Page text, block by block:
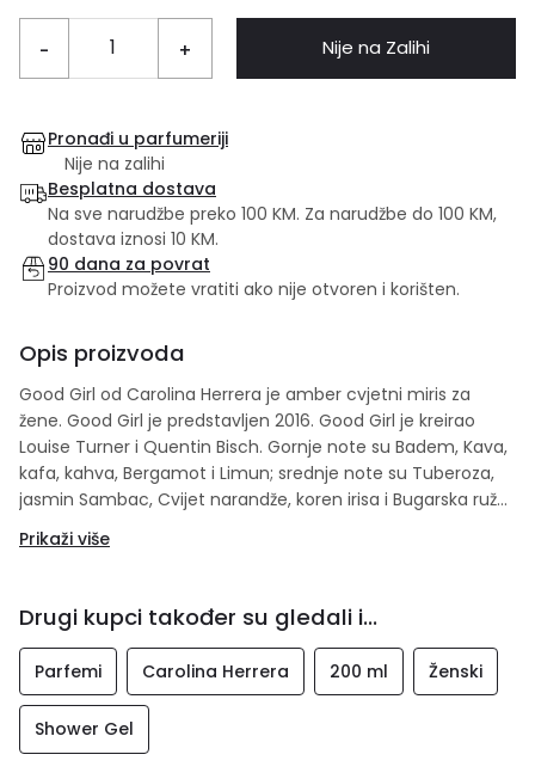
- + Nije na Zalihi
Pronađi u parfumeriji
Nije na zalihi
Besplatna dostava
Na sve narudžbe preko 100 KM. Za narudžbe do 100 KM,
dostava iznosi 10 KM.
90 dana za povrat
Proizvod možete vratiti ako nije otvoren i korišten.
Opis proizvoda
Good Girl od Carolina Herrera je amber cvjetni miris za
žene. Good Girl je predstavljen 2016. Good Girl je kreirao
Louise Turner i Quentin Bisch. Gornje note su Badem, Kava,
kafa, kahva, Bergamot i Limun; srednje note su Tuberoza,
jasmin Sambac, Cvijet narandže, koren irisa i Bugarska ruža;
Praline, Sandalovo drvo, mošus, Amber, Kašmir, Cimet,
Prikaži više
Drugi kupci također su gledali i...
Parfemi Carolina Herrera 200 ml Ženski
Shower Gel